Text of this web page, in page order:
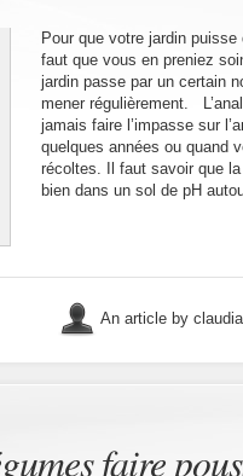
Pour que votre jardin
faut que vous en preniez
jardin passe par un certain
mener régulièrement.
jamais faire l’impasse sur
quelques années ou quand
récoltes. Il faut savoir que
bien dans un sol de pH
An article by
faire